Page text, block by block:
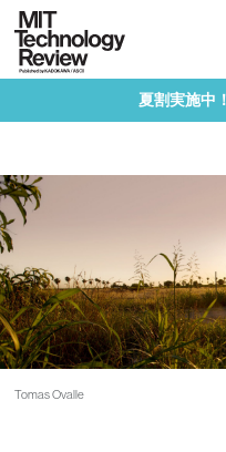
夏割実施中
Tomas Ovalle